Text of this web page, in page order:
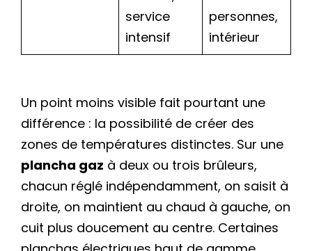
service
intensif
personnes,
intérieur
Un point moins visible fait pourtant une
différence : la possibilité de créer des
zones de températures distinctes. Sur une
plancha gaz à deux ou trois brûleurs,
chacun réglé indépendamment, on saisit à
droite, on maintient au chaud à gauche, on
cuit plus doucement au centre. Certaines